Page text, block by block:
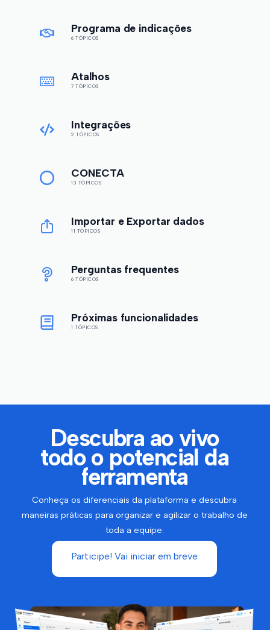
Programa de indicações
6 TÓPICOS
Atalhos
7 TÓPICOS
Integrações
2 TÓPICOS
CONECTA
13 TÓPICOS
Importar e Exportar dados
11 TÓPICOS
Perguntas frequentes
6 TÓPICOS
Próximas funcionalidades
1 TÓPICOS
Descubra ao vivo
todo o potencial da
ferramenta
Conheça os diferenciais da plataforma e descubra
maneiras práticas para organizar e agilizar o trabalho de
toda a equipe.
Participe! Vai iniciar em breve